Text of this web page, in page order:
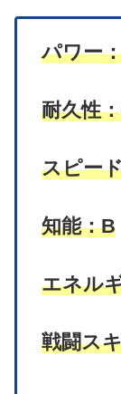
パワー
耐久性
スピー
知能：B
エネル
戦闘ス